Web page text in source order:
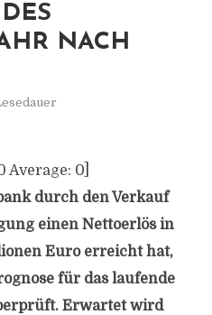
NACH
Average: 0]
durch den Verkauf
einen Nettoerlös in
Euro erreicht hat,
für das laufende
Erwartet wird